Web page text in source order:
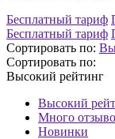
Бесплатный тариф
Бесплатный тариф
Сортировать по:
Сортировать по:
Высокий рейтинг
Высокий
Много
Новинки